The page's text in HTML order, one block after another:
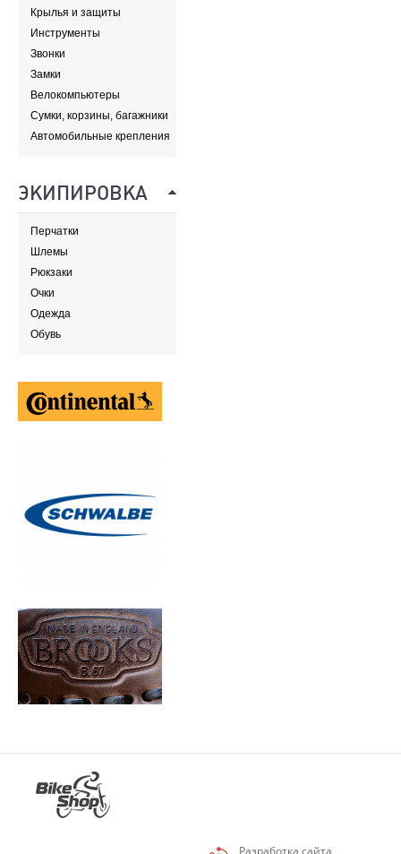
Крылья и защиты
Инструменты
Звонки
Замки
Велокомпьютеры
Сумки, корзины, багажники
и адаптеры
Автомобильные крепления
ЭКИПИРОВКА
Перчатки
Шлемы
Рюкзаки
Очки
Одежда
Обувь
Разработка сайта